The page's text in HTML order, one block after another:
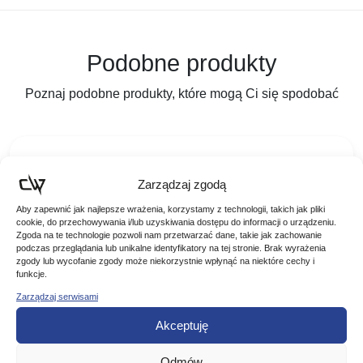
Zarządzaj zgodą
Aby zapewnić jak najlepsze wrażenia, korzystamy z technologii, takich jak pliki
cookie, do przechowywania i/lub uzyskiwania dostępu do informacji o urządzeniu.
Zgoda na te technologie pozwoli nam przetwarzać dane, takie jak zachowanie
podczas przeglądania lub unikalne identyfikatory na tej stronie. Brak wyrażenia
zgody lub wycofanie zgody może niekorzystnie wpłynąć na niektóre cechy i
funkcje.
Zarządzaj serwisami
Akceptuję
Podobne produkty
Poznaj podobne produkty, które mogą Ci się spodobać
JAXON BŁYSTKA WAHADŁOWA HS FLEX